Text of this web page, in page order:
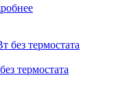
термостата